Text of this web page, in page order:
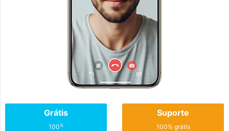
Grátis
100%
Suporte
100% grátis